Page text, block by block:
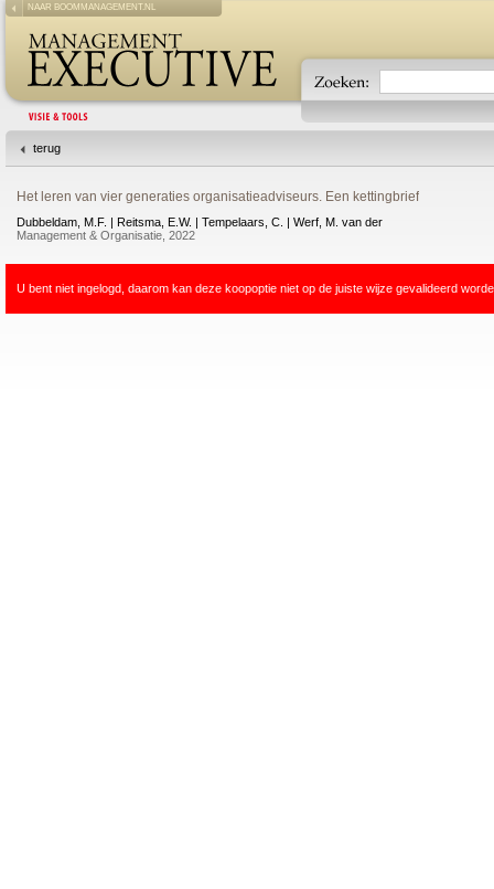
NAAR BOOMMANAGEMENT.NL
terug
Het leren van vier generaties organisatieadviseurs. Een kettingbrief
Dubbeldam, M.F. | Reitsma, E.W. | Tempelaars, C. | Werf, M. van der
Management & Organisatie, 2022
U bent niet ingelogd, daarom kan deze koopoptie niet op de juiste wijze gevalideerd